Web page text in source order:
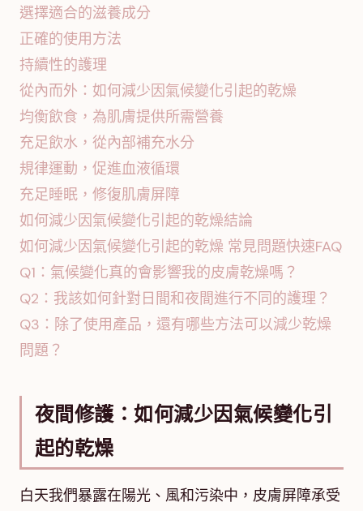
選擇適合的滋養成分
正確的使用方法
持續性的護理
從內而外：如何減少因氣候變化引起的乾燥
均衡飲食，為肌膚提供所需營養
充足飲水，從內部補充水分
規律運動，促進血液循環
充足睡眠，修復肌膚屏障
如何減少因氣候變化引起的乾燥結論
如何減少因氣候變化引起的乾燥 常見問題快速FAQ
Q1：氣候變化真的會影響我的皮膚乾燥嗎？
Q2：我該如何針對日間和夜間進行不同的護理？
Q3：除了使用產品，還有哪些方法可以減少乾燥
問題？
夜間修護：如何減少因氣候變化引
起的乾燥
白天我們暴露在陽光、風和污染中，皮膚屏障承受